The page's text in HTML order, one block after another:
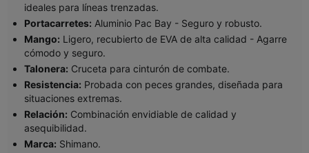
ideales para líneas trenzadas.
Portacarretes: Aluminio Pac Bay - Seguro y robusto.
Mango: Ligero, recubierto de EVA de alta calidad - Agarre
cómodo y seguro.
Talonera: Cruceta para cinturón de combate.
Resistencia: Probada con peces grandes, diseñada para
situaciones extremas.
Relación: Combinación envidiable de calidad y
asequibilidad.
Marca: Shimano.